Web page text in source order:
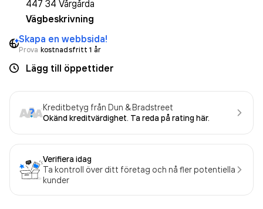
447 34 Vårgårda
Vägbeskrivning
Skapa en webbsida!
Prova kostnadsfritt 1 år
Lägg till öppettider
Kreditbetyg från Dun & Bradstreet
Okänd kreditvärdighet. Ta reda på rating här.
Verifiera idag
Ta kontroll över ditt företag och nå fler potentiella
kunder